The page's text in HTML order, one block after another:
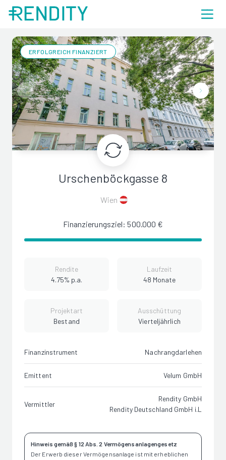
ERFOLGREICH FINANZIERT
Urschenböckgasse 8
Wien
Finanzierungsziel: 500.000 €
Rendite
4.75% p.a.
Laufzeit
48 Monate
Projektart
Bestand
Ausschüttung
Vierteljährlich
Finanzinstrument Nachrangdarlehen
Emittent Velum GmbH
Vermittler
Rendity GmbH
Rendity Deutschland GmbH i.L
Hinweis gemäß § 12 Abs. 2 Vermögensanlagengesetz
Der Erwerb dieser Vermögensanlage ist mit erheblichen